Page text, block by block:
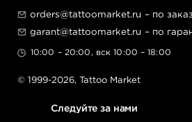
orders@tattoomarket.ru – по
garant@tattoomarket.ru – по
10:00 – 20:00, вск 10:00 – 18:00
© 1999-2026, Tattoo Market
Следуйте за нами